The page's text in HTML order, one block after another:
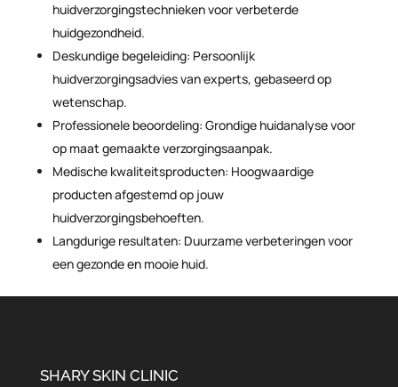
huidverzorgingstechnieken voor verbeterde
huidgezondheid.
Deskundige begeleiding: Persoonlijk
huidverzorgingsadvies van experts, gebaseerd op
wetenschap.
Professionele beoordeling: Grondige huidanalyse voor
op maat gemaakte verzorgingsaanpak.
Medische kwaliteitsproducten: Hoogwaardige
producten afgestemd op jouw
huidverzorgingsbehoeften.
Langdurige resultaten: Duurzame verbeteringen voor
een gezonde en mooie huid.
SHARY SKIN CLINIC